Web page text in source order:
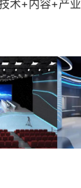
术+内容+产